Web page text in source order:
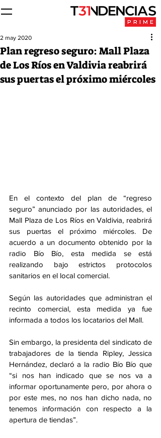
Plan regreso seguro: Mall Plaza
de Los Ríos en Valdivia reabrirá
sus puertas el próximo miércoles
2 may 2020
En el contexto del plan de “regreso
seguro” anunciado por las autoridades, el
Mall Plaza de Los Ríos en Valdivia, reabrirá
sus puertas el próximo miércoles. De
acuerdo a un documento obtenido por la
radio Bío Bío, esta medida se está
realizando bajo estrictos protocolos
sanitarios en el local comercial.
Según las autoridades que administran el
recinto comercial, esta medida ya fue
informada a todos los locatarios del Mall.
Sin embargo, la presidenta del sindicato de
trabajadores de la tienda Ripley, Jessica
Hernández, declaró a la radio Bío Bío que
“si nos han indicado que se nos va a
informar oportunamente pero, por ahora o
por este mes, no nos han dicho nada, no
tenemos información con respecto a la
apertura de tiendas”.